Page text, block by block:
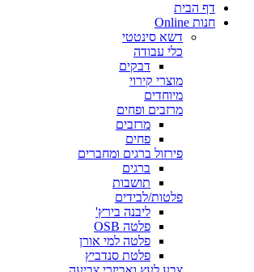
דף הבית
חנות Online
דשא סינטטי
כלי עבודה
דבקים
מוצרי קירוי
מיוחדים
מרזבים ופחים
מרזבים
פחים
פירזול ברגים ומחברים
ברגים
תושבות
פלטות/לבידים
ליבנה בירץ'
פלטה OSB
פלטה למי אורן
פלטת סנדביץ